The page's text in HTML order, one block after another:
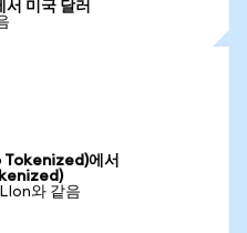
미국 달러
에서
와 같음